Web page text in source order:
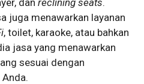
juga menawarkan layanan
, toilet, karaoke, atau bahkan
jasa yang menawarkan
sesuai dengan